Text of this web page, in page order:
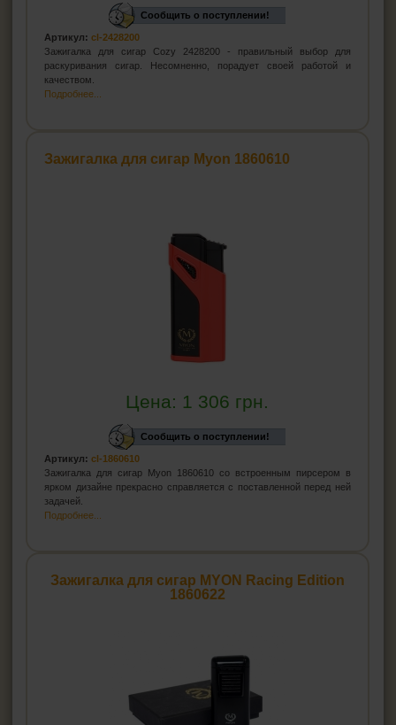
Сообщить о поступлении!
Артикул: cl-2428200
Зажигалка для сигар Cozy 2428200 - правильный выбор для
раскуривания сигар. Несомненно, порадует своей работой и
качеством.
Подробнее...
Зажигалка для сигар Myon 1860610
Цена: 1 306 грн.
Сообщить о поступлении!
Артикул: cl-1860610
Зажигалка для сигар Myon 1860610 со встроенным пирсером в
ярком дизайне прекрасно справляется с поставленной перед ней
задачей.
Подробнее...
Зажигалка для сигар MYON Racing Edition
1860622